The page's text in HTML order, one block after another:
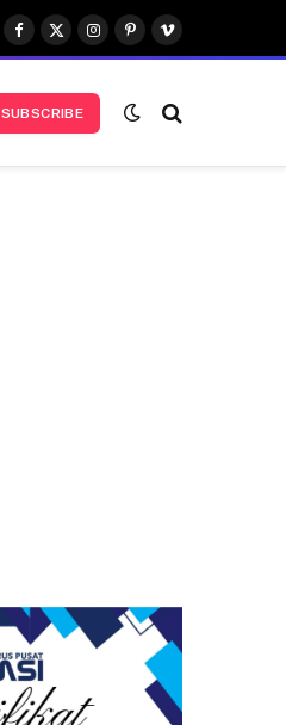
Facebook
X
(Twitter)
Instagram
Pinterest
Vimeo
SUBSCRIBE